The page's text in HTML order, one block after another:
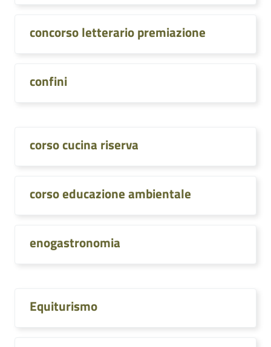
concorso letterario premiazione
confini
corso cucina riserva
corso educazione ambientale
enogastronomia
Equiturismo